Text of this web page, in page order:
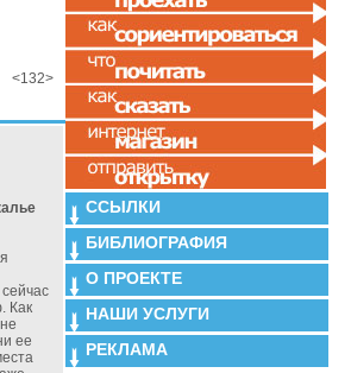
<132>
Как
ее
ССЫЛКИ
БИБЛИОГРАФИЯ
О ПРОЕКТЕ
НАШИ УСЛУГИ
РЕКЛАМА